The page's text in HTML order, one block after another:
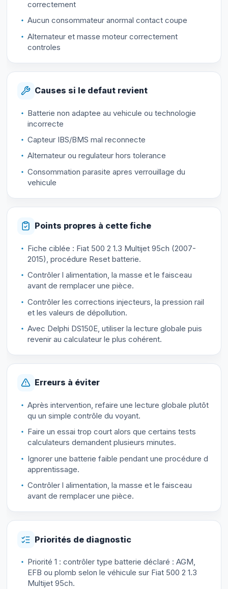
correctement
Aucun consommateur anormal contact coupe
Alternateur et masse moteur correctement
controles
Causes si le defaut revient
Batterie non adaptee au vehicule ou technologie
incorrecte
Capteur IBS/BMS mal reconnecte
Alternateur ou regulateur hors tolerance
Consommation parasite apres verrouillage du
vehicule
Points propres à cette fiche
Fiche ciblée : Fiat 500 2 1.3 Multijet 95ch (2007-
2015), procédure Reset batterie.
Contrôler l alimentation, la masse et le faisceau
avant de remplacer une pièce.
Contrôler les corrections injecteurs, la pression rail
et les valeurs de dépollution.
Avec Delphi DS150E, utiliser la lecture globale puis
revenir au calculateur le plus cohérent.
Erreurs à éviter
Après intervention, refaire une lecture globale plutôt
qu un simple contrôle du voyant.
Faire un essai trop court alors que certains tests
calculateurs demandent plusieurs minutes.
Ignorer une batterie faible pendant une procédure d
apprentissage.
Contrôler l alimentation, la masse et le faisceau
avant de remplacer une pièce.
Priorités de diagnostic
Priorité 1 : contrôler type batterie déclaré : AGM,
EFB ou plomb selon le véhicule sur Fiat 500 2 1.3
Multijet 95ch.